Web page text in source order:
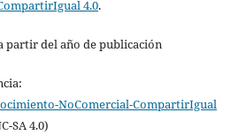
4.0.
partir del año de publicación
NoComercial-CompartirIgual
SA 4.0)